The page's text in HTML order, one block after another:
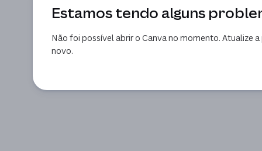
Estamos tendo alguns
Não foi possível abrir o Canva no momento. Atualize
novo.